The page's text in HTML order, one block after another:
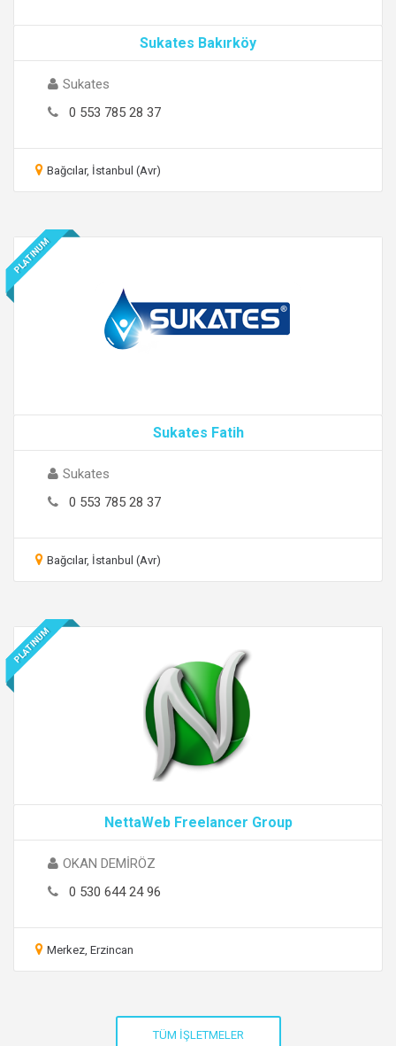
Sukates Bakırköy
Sukates
0 553 785 28 37
Bağcılar, İstanbul (Avr)
PLATINUM
Sukates Fatih
Sukates
0 553 785 28 37
Bağcılar, İstanbul (Avr)
PLATINUM
NettaWeb Freelancer Group
OKAN DEMİRÖZ
0 530 644 24 96
Merkez, Erzincan